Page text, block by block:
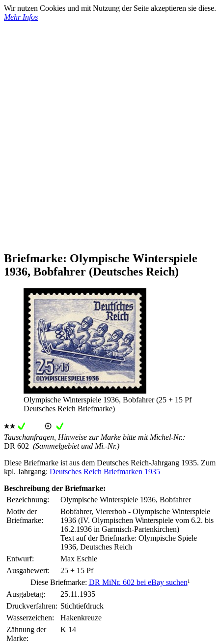
Wir nutzen Cookies und mit Nutzung der Seite akzeptieren sie diese.
Mehr Infos
Briefmarke: Olympische Winterspiele
1936, Bobfahrer (Deutsches Reich)
Olympische Winterspiele 1936, Bobfahrer (25 + 15 Pf
Deutsches Reich Briefmarke)
Tauschanfragen, Hinweise zur Marke bitte mit Michel-Nr.:
DR 602 (Sammelgebiet und Mi.-Nr.)
Diese Briefmarke ist aus dem Deutsches Reich-Jahrgang 1935. Zum
kpl. Jahrgang: Deutsches Reich Briefmarken 1935
Beschreibung der Briefmarke:
Bezeichnung:
Olympische Winterspiele 1936, Bobfahrer
Motiv der
Briefmarke:
Bobfahrer, Viererbob - Olympische Winterspiele
1936 (IV. Olympischen Winterspiele vom 6.2. bis
16.2.1936 in Garmisch-Partenkirchen)
Text auf der Briefmarke: Olympische Spiele
1936, Deutsches Reich
Entwurf:
Max Eschle
Ausgabewert:
25 + 15 Pf
Diese Briefmarke: DR MiNr. 602 bei eBay suchen¹
Ausgabetag:
25.11.1935
Druckverfahren: Stichtiefdruck
Wasserzeichen:
Hakenkreuze
Zähnung der
Marke:
K 14